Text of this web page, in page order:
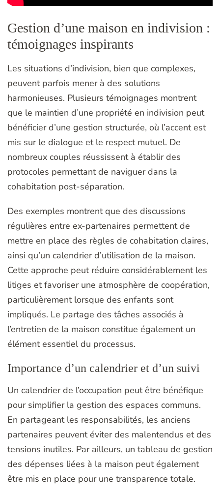
Gestion d’une maison en indivision :
témoignages inspirants
Les situations d’indivision, bien que complexes,
peuvent parfois mener à des solutions
harmonieuses. Plusieurs témoignages montrent
que le maintien d’une propriété en indivision peut
bénéficier d’une gestion structurée, où l’accent est
mis sur le dialogue et le respect mutuel. De
nombreux couples réussissent à établir des
protocoles permettant de naviguer dans la
cohabitation post-séparation.
Des exemples montrent que des discussions
régulières entre ex-partenaires permettent de
mettre en place des règles de cohabitation claires,
ainsi qu’un calendrier d’utilisation de la maison.
Cette approche peut réduire considérablement les
litiges et favoriser une atmosphère de coopération,
particulièrement lorsque des enfants sont
impliqués. Le partage des tâches associés à
l’entretien de la maison constitue également un
élément essentiel du processus.
Importance d’un calendrier et d’un suivi
Un calendrier de l’occupation peut être bénéfique
pour simplifier la gestion des espaces communs.
En partageant les responsabilités, les anciens
partenaires peuvent éviter des malentendus et des
tensions inutiles. Par ailleurs, un tableau de gestion
des dépenses liées à la maison peut également
être mis en place pour une transparence totale.